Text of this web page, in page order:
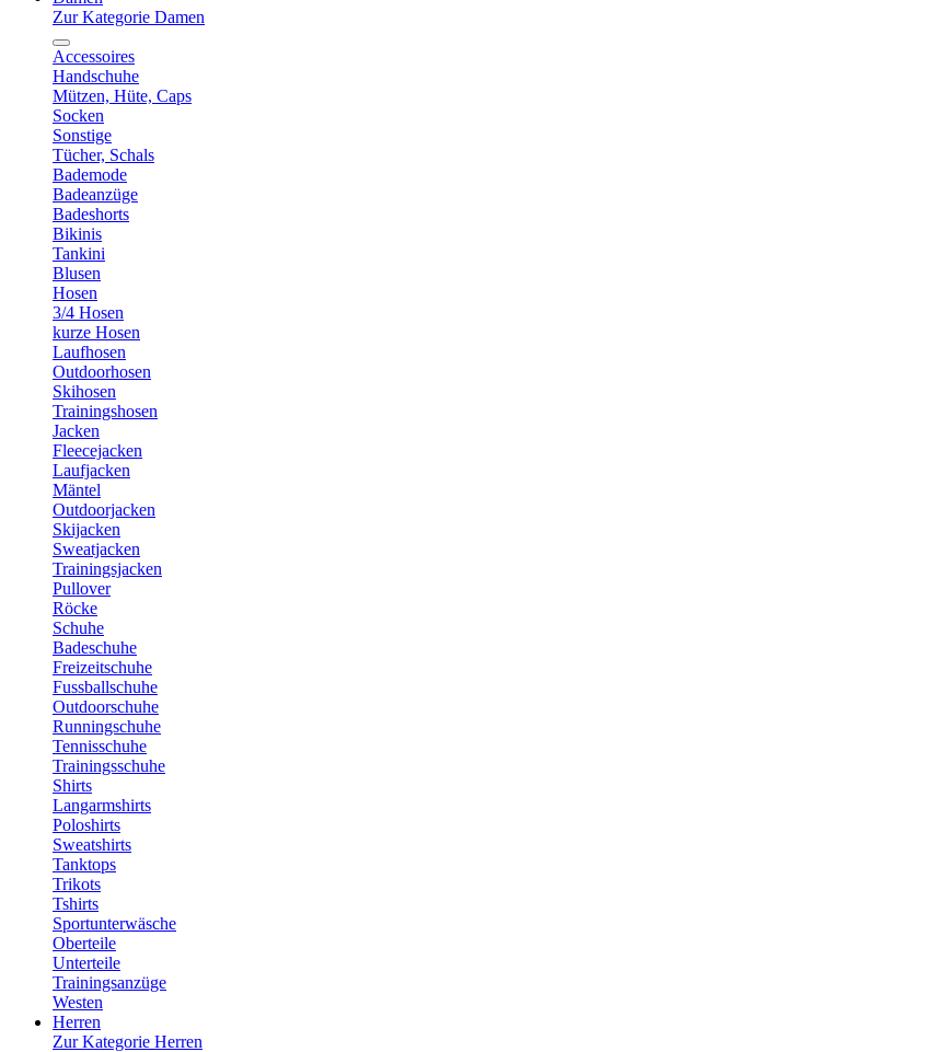
Zur Kategorie Damen
Accessoires
Handschuhe
Mützen, Hüte, Caps
Socken
Sonstige
Tücher, Schals
Bademode
Badeanzüge
Badeshorts
Bikinis
Tankini
Blusen
Hosen
3/4 Hosen
kurze Hosen
Laufhosen
Outdoorhosen
Skihosen
Trainingshosen
Jacken
Fleecejacken
Laufjacken
Mäntel
Outdoorjacken
Skijacken
Sweatjacken
Trainingsjacken
Pullover
Röcke
Schuhe
Badeschuhe
Freizeitschuhe
Fussballschuhe
Outdoorschuhe
Runningschuhe
Tennisschuhe
Trainingsschuhe
Shirts
Langarmshirts
Poloshirts
Sweatshirts
Tanktops
Trikots
Tshirts
Sportunterwäsche
Oberteile
Unterteile
Trainingsanzüge
Westen
Herren
Zur Kategorie Herren